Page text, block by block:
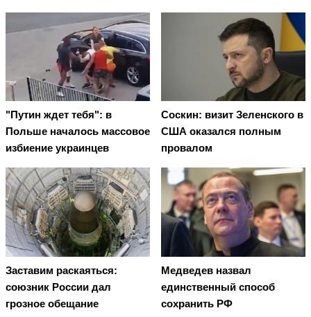
"Путин ждет тебя": в
Польше началось массовое
избиение украинцев
Соскин: визит Зеленского в
США оказался полным
провалом
Заставим раскаяться:
союзник России дал
грозное обещание
Медведев назвал
единственный способ
сохранить РФ